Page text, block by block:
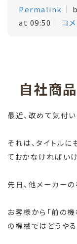
Permalink
at 09:50
コ
自社商
最近、改めて気付い
それは、タイトル
ておかなければい
先日、他メーカー
お客様から「前の
の機械ではどうやる